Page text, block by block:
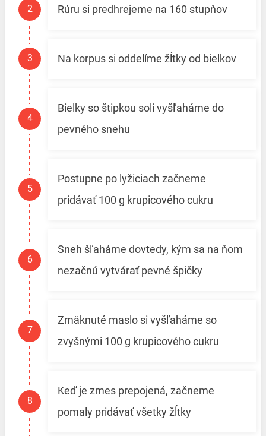
Rúru si predhrejeme na 160 stupňov
Na korpus si oddelíme žĺtky od bielkov
Bielky so štipkou soli vyšľaháme do
pevného snehu
Postupne po lyžiciach začneme
pridávať 100 g krupicového cukru
Sneh šľaháme dovtedy, kým sa na ňom
nezačnú vytvárať pevné špičky
Zmäknuté maslo si vyšľaháme so
zvyšnými 100 g krupicového cukru
Keď je zmes prepojená, začneme
pomaly pridávať všetky žĺtky